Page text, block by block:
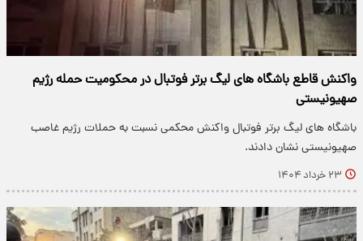
واکنش قاطع باشگاه های لیگ برتر فوتبال در محکومیت حمله رژیم
صهیونیستی
باشگاه های لیگ برتر فوتبال واکنش محکمی نسبت به حملات رژیم غاصب
صهیونیستی نشان دادند.
۲۳ خرداد ۱۴۰۴